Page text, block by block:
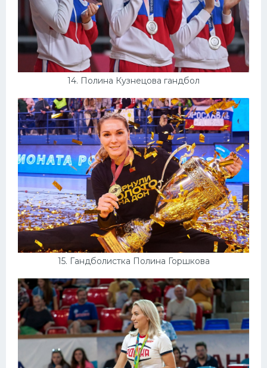
14. Полина Кузнецова гандбол
15. Гандболистка Полина Горшкова